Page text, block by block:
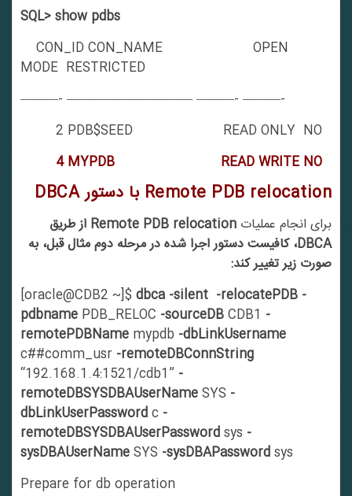
SQL> show pdbs
CON_ID CON_NAME OPEN
MODE RESTRICTED
———- —————————— ———- ———-
2 PDB$SEED READ ONLY NO
4 MYPDB READ WRITE NO
Remote PDB relocationبا دستورDBCA
برای انجام عملیاتRemote PDB relocationاز طریق
DBCA، کافیست دستور اجرا شده در مرحله دوم مثال قبل، به
صورت زیر تغییر کند:
[oracle@CDB2 ~]$dbca-silent -relocatePDB -
pdbnamePDB_RELOC-sourceDBCDB1
remotePDBNamemypdb-dbLinkUsername
c##comm_usr-remoteDBConnString
“192.168.1.4:1521/cdb1”
remoteDBSYSDBAUserNameSYS
dbLinkUserPassword
remoteDBSYSDBAUserPasswordsys
sysDBAUserNameSYS-sysDBAPasswordsys
Prepare for db operation